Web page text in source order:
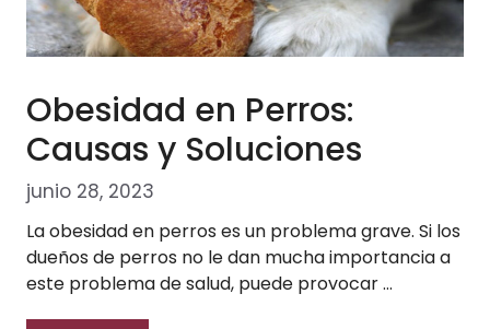
Obesidad en Perros:
Causas y Soluciones
junio 28, 2023
La obesidad en perros es un problema grave. Si los
dueños de perros no le dan mucha importancia a
este problema de salud, puede provocar …